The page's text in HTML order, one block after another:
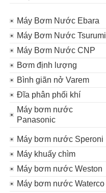
Máy Bơm Nước Ebara
Máy Bơm Nước Tsurumi
Máy Bơm Nước CNP
Bơm định lượng
Bình giãn nở Varem
Đĩa phân phối khí
Máy bơm nước
Panasonic
Máy bơm nước Speroni
Máy khuấy chìm
Máy bơm nước Weston
Máy bơm nước Waterco